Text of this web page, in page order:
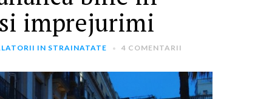
imprejurimi
IN STRAINATATE 4 COMENTARII